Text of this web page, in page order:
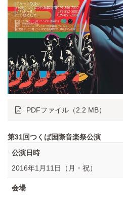
PDFファイル（2.2 MB）
第31回つくば国際音楽祭公演
公演日時
2016年1月11日（月・祝）
会場